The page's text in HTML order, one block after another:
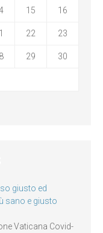
15 16
22 23
29 30
giusto ed
sano e giusto
Vaticana Covid-